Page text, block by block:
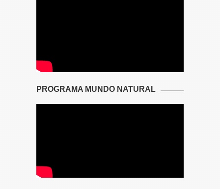
PROGRAMA MUNDO NATURAL